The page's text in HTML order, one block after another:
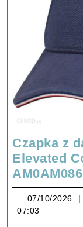
Czapka z
Elevated
07/10/2026
07:03